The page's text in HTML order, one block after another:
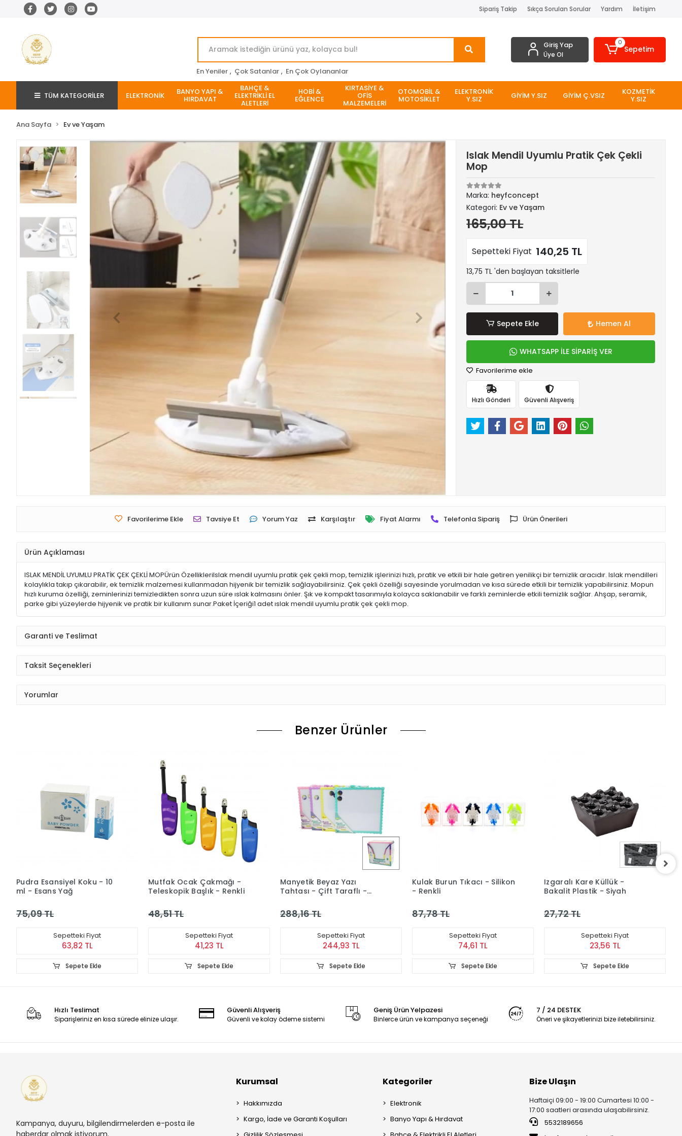
Sipariş Takip Sıkça Sorulan Sorular Yardım İletişim
En Yeniler , Çok Satanlar , En Çok Oylananlar
Giriş Yap
Üye Ol
0
Sepetim
TÜM KATEGORİLER ELEKTRONİK BANYO YAPI &
HIRDAVAT
BAHÇE &
ELEKTRİKLİ EL
ALETLERİ
HOBİ &
EĞLENCE
KIRTASİYE &
OFİS
MALZEMELERİ
OTOMOBİL &
MOTOSİKLET
ELEKTRONİK
Y.SIZ GİYİM Y.SIZ GİYİM Ç.VSIZ KOZMETİK
Y.SIZ
Ana Sayfa Ev ve Yaşam
Islak Mendil Uyumlu Pratik Çek Çekli
Mop
Marka: heyfconcept
Kategori: Ev ve Yaşam
165,00 TL
Sepetteki Fiyat 140,25 TL
13,75 TL 'den başlayan taksitlerle
Sepete Ekle Hemen Al
WHATSAPP İLE SİPARİŞ VER
Favorilerime ekle
Hızlı Gönderi Güvenli Alışveriş
Favorilerime Ekle Tavsiye Et Yorum Yaz Karşılaştır Fiyat Alarmı Telefonla Sipariş Ürün Önerileri
Ürün Açıklaması
ISLAK MENDİL UYUMLU PRATİK ÇEK ÇEKLİ MOPÜrün ÖzellikleriIslak mendil uyumlu pratik çek çekli mop, temizlik işlerinizi hızlı, pratik ve etkili bir hale getiren yenilikçi bir temizlik aracıdır. Islak mendilleri
kolaylıkla takıp çıkarabilir, ek temizlik malzemesi kullanmadan hijyenik bir temizlik sağlayabilirsiniz. Çek çekli özelliği sayesinde yorulmadan ve kısa sürede etkili bir temizlik yapabilirsiniz. Mopun
hızlı kuruma özelliği, zeminlerinizi temizledikten sonra uzun süre ıslak kalmasını önler. Şık ve kompakt tasarımıyla kolayca saklanabilir ve farklı zeminlerde etkili temizlik sağlar. Ahşap, seramik,
parke gibi yüzeylerde hijyenik ve pratik bir kullanım sunar.Paket İçeriği1 adet ıslak mendil uyumlu pratik çek çekli mop.
Garanti ve Teslimat
Taksit Seçenekleri
Yorumlar
Benzer Ürünler
Pudra Esansiyel Koku - 10
ml - Esans Yağ
75,09 TL
Sepetteki Fiyat
63,82 TL
Sepete Ekle
Mutfak Ocak Çakmağı -
Teleskopik Başlık - Renkli
48,51 TL
Sepetteki Fiyat
41,23 TL
Sepete Ekle
Manyetik Beyaz Yazı
Tahtası - Çift Taraflı -
288,16 TL
Sepetteki Fiyat
244,93 TL
Sepete Ekle
Kulak Burun Tıkacı - Silikon
- Renkli
87,78 TL
Sepetteki Fiyat
74,61 TL
Sepete Ekle
Izgaralı Kare Küllük -
Bakalit Plastik - Siyah
27,72 TL
Sepetteki Fiyat
23,56 TL
Sepete Ekle
Hızlı Teslimat
Siparişleriniz en kısa sürede elinize ulaşır.
Güvenli Alışveriş
Güvenli ve kolay ödeme sistemi
Geniş Ürün Yelpazesi
Binlerce ürün ve kampanya seçeneği
7 / 24 DESTEK
Öneri ve şikayetlerinizi bize iletebilirsiniz.
Kampanya, duyuru, bilgilendirmelerden e-posta ile
Kurumsal
Hakkımızda
Kargo, İade ve Garanti Koşulları
Kategoriler
Elektronik
Banyo Yapı & Hırdavat
Bize Ulaşın
Haftaiçi 09:00 - 19:00 Cumartesi 10:00 -
17:00 saatleri arasında ulaşabilirsiniz.
5532189656